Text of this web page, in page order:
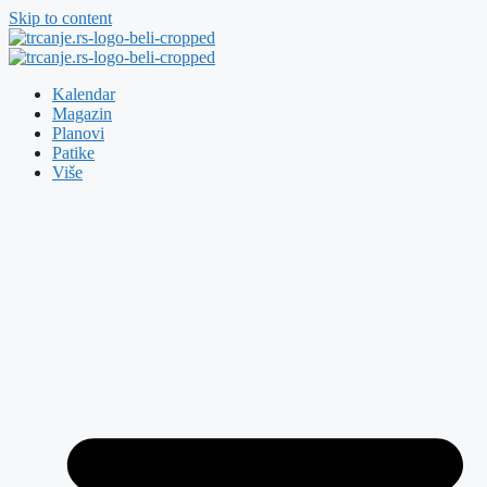
Skip to content
Kalendar
Magazin
Planovi
Patike
Više